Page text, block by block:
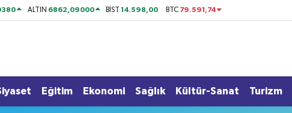
ALTIN 6862,09000 BİST14.598,00 BTC 79.591,74
Eğitim Ekonomi Sağlık Kültür-Sanat Turizm